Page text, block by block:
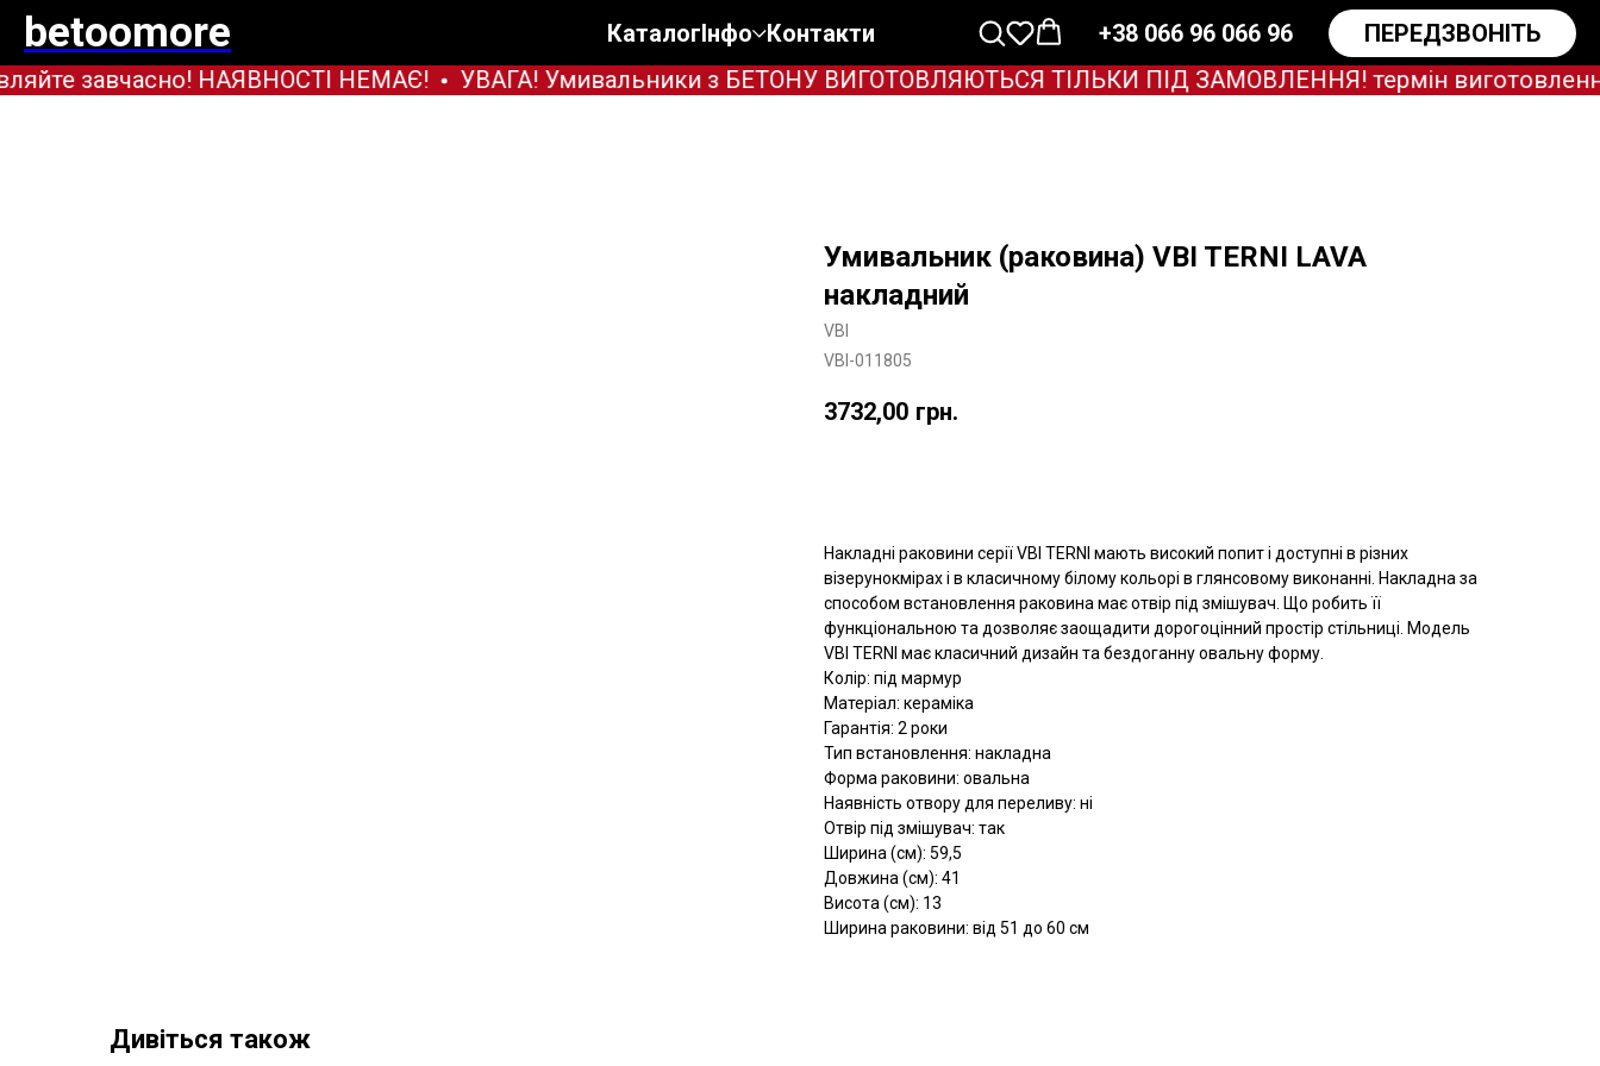
betoomore КаталогІнфо Контакти +38 066 96 066 96
ПЕРЕДЗВОНІТЬ
завчасно! НАЯВНОСТІ НЕМАЄ!
УВАГА! Умивальники з БЕТОНУ ВИГОТОВЛЯЮТЬСЯ ТІЛЬКИ ПІД ЗАМОВЛЕННЯ! термін виготовлення
Умивальник (раковина) VBI TERNI LAVA
накладний
VBI
VBI-011805
3732,00 грн.
Накладні раковини серії VBI TERNI мають високий попит і доступні в різних
візерунокмірах і в класичному білому кольорі в глянсовому виконанні. Накладна за
способом встановлення раковина має отвір під змішувач. Що робить її
функціональною та дозволяє заощадити дорогоцінний простір стільниці. Модель
VBI TERNI має класичний дизайн та бездоганну овальну форму.
Колір: під мармур
Матеріал: кераміка
Гарантія: 2 роки
Тип встановлення: накладна
Форма раковини: овальна
Наявність отвору для переливу: ні
Отвір під змішувач: так
Ширина (см): 59,5
Довжина (см): 41
Висота (см): 13
Ширина раковини: від 51 до 60 см
Дивіться також